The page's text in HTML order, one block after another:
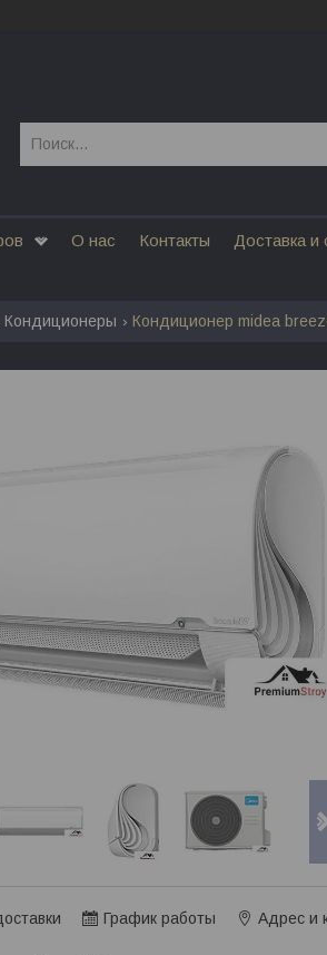
О нас Контакты Доставка и
Кондиционеры Кондиционер midea
График работы Адрес и